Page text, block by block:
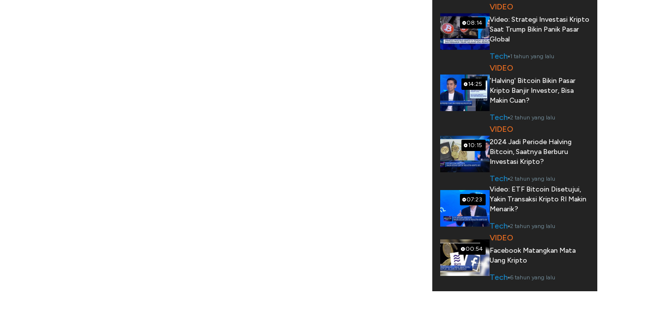
08:14
VIDEO
Video: Strategi Investasi Kripto
Saat Trump Bikin Panik Pasar
Global
Tech 1 tahun yang lalu
14:25
VIDEO
'Halving' Bitcoin Bikin Pasar
Kripto Banjir Investor, Bisa
Makin Cuan?
Tech 2 tahun yang lalu
10:15
VIDEO
2024 Jadi Periode Halving
Bitcoin, Saatnya Berburu
Investasi Kripto?
Tech 2 tahun yang lalu
07:23
Video: ETF Bitcoin Disetujui,
Yakin Transaksi Kripto RI Makin
Menarik?
Tech 2 tahun yang lalu
00:54
VIDEO
Facebook Matangkan Mata
Uang Kripto
Tech 6 tahun yang lalu